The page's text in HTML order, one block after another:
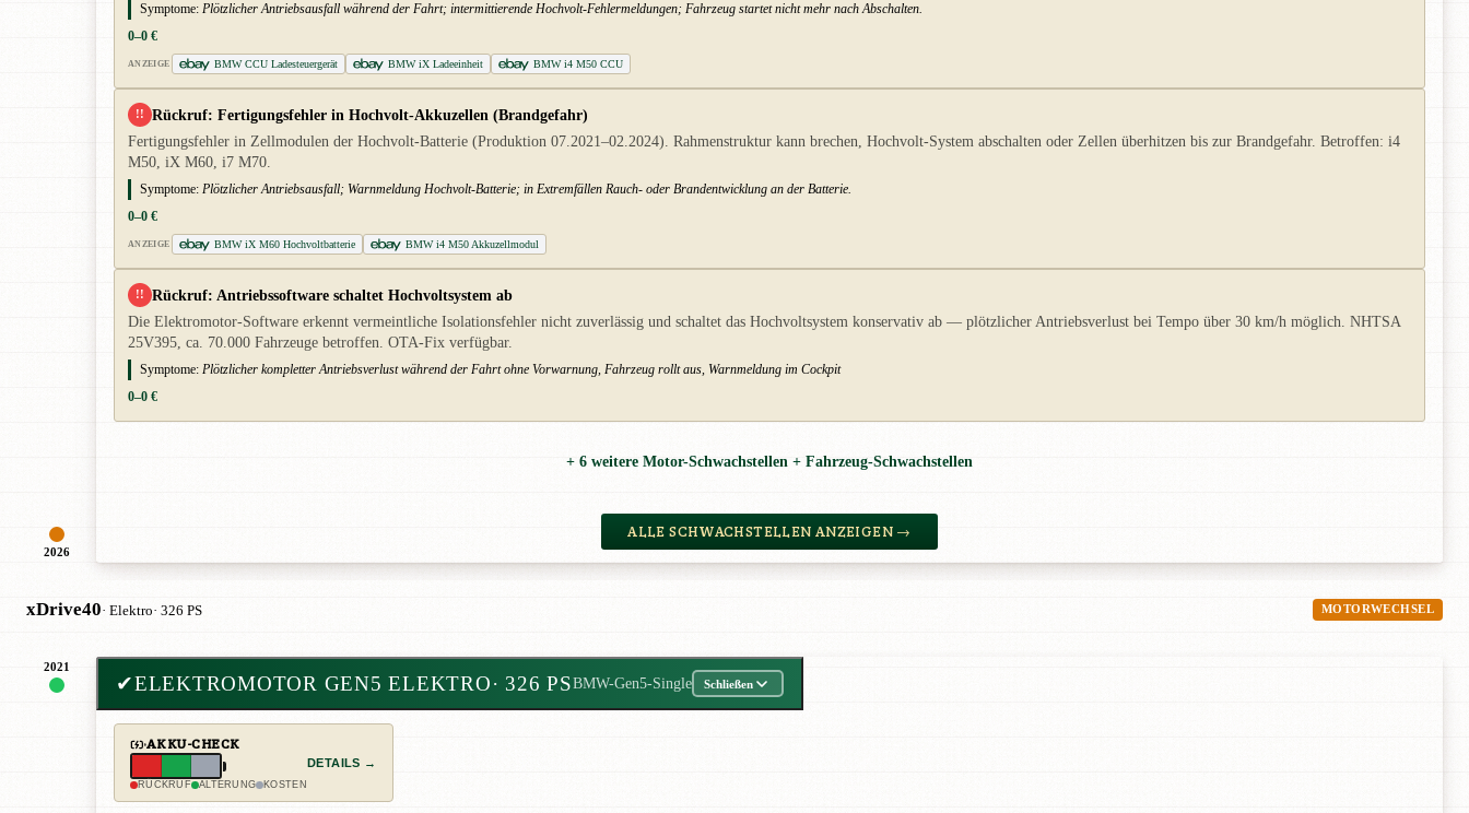
2026
Symptome: Plötzlicher Antriebsausfall während der Fahrt; intermittierende Hochvolt-Fehlermeldungen; Fahrzeug startet nicht mehr nach Abschalten.
0–0 €
ANZEIGE BMW CCU Ladesteuergerät BMW iX Ladeeinheit BMW i4 M50 CCU
!! Rückruf: Fertigungsfehler in Hochvolt-Akkuzellen (Brandgefahr)
Fertigungsfehler in Zellmodulen der Hochvolt-Batterie (Produktion 07.2021–02.2024). Rahmenstruktur kann brechen, Hochvolt-System abschalten oder Zellen überhitzen bis zur Brandgefahr. Betroffen: i4
M50, iX M60, i7 M70.
Symptome: Plötzlicher Antriebsausfall; Warnmeldung Hochvolt-Batterie; in Extremfällen Rauch- oder Brandentwicklung an der Batterie.
0–0 €
ANZEIGE BMW iX M60 Hochvoltbatterie BMW i4 M50 Akkuzellmodul
!! Rückruf: Antriebssoftware schaltet Hochvoltsystem ab
Die Elektromotor-Software erkennt vermeintliche Isolationsfehler nicht zuverlässig und schaltet das Hochvoltsystem konservativ ab — plötzlicher Antriebsverlust bei Tempo über 30 km/h möglich. NHTSA
25V395, ca. 70.000 Fahrzeuge betroffen. OTA-Fix verfügbar.
Symptome: Plötzlicher kompletter Antriebsverlust während der Fahrt ohne Vorwarnung, Fahrzeug rollt aus, Warnmeldung im Cockpit
0–0 €
+ 6 weitere Motor-Schwachstellen + Fahrzeug-Schwachstellen
ALLE SCHWACHSTELLEN ANZEIGEN →
xDrive40· Elektro· 326 PS MOTORWECHSEL
2021
✔ELEKTROMOTOR GEN5 ELEKTRO· 326 PSBMW-Gen5-Single Schließen
AKKU-CHECK
RÜCKRUF ALTERUNG KOSTEN
DETAILS →